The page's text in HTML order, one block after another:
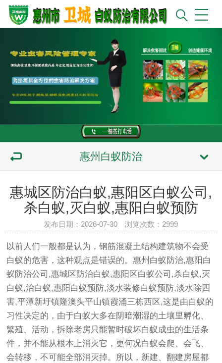
惠州白蚁防治
惠城区防治白蚁,惠阳区白蚁公司,
杀白蚁,灭白蚁,惠阳白蚁预防
发布日期：2026-07-30 浏览次数： 2999
以前人们一般都是认为，钢筋混凝土结构建筑物不会受
白蚁的危害，这种观点是错误的。惠州白蚁防治,惠阳白
蚁防治公司,惠城区防治白蚁,惠阳区白蚁公司,杀白蚁,灭
白蚁,治白蚁,惠阳白蚁预防,淡水装修白蚁预防,淡水除四
害,平潭新圩镇隆澳头平山镇霞涌三栋西区,这是由白蚁的
习性决定的，由于白蚁大多在阴暗潮湿的土壤里孵化、
繁殖、活动，拆除老房只能暂时破坏白蚁成虫的生活条
件，并不能从根本上消灭它，更何况白蚁会爬、会飞、
会转移，不可能全部消灭掉。所以，新建、翻建房屋都